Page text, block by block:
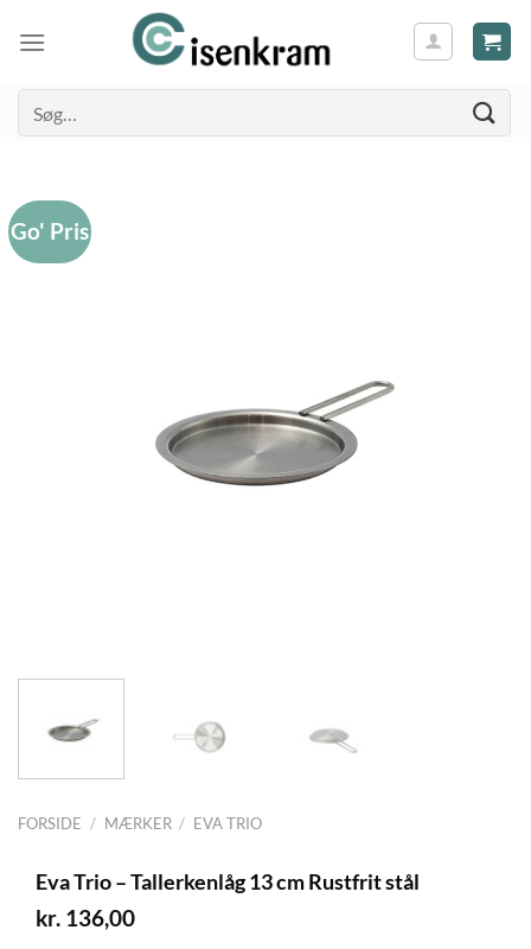
efter:
FORSIDE / MÆRKER / EVA TRIO
Go' Pris
Eva Trio – Tallerkenlåg 13 cm Rustfrit stål
kr. 136,00